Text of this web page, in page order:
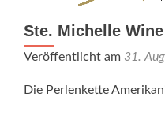
Ste. Michelle
Veröffentlicht am 31.
Die Perlenkette